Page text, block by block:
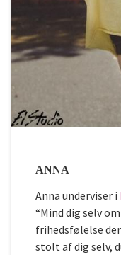
ANNA
Anna underviser i
“Mind dig selv
frihedsfølelse
stolt af dig selv,